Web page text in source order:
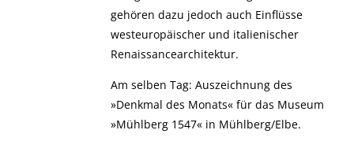
gehören dazu jedoch auch Einflüsse
westeuropäischer und italienischer
Renaissancearchitektur.
Am selben Tag: Auszeichnung des
»Denkmal des Monats« für das Museum
»Mühlberg 1547« in Mühlberg/Elbe.